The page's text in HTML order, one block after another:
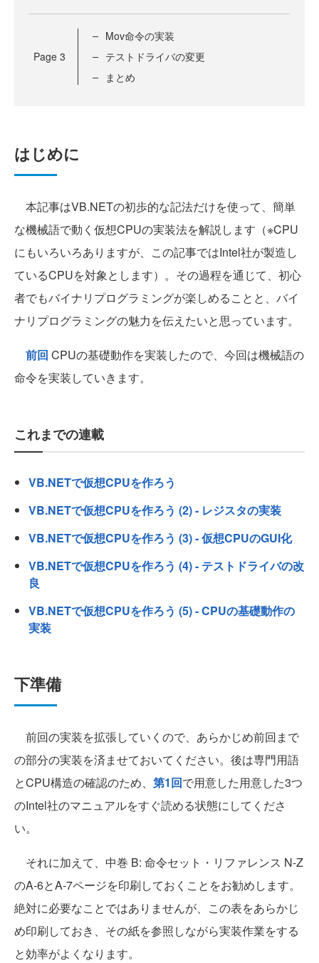
Page 3
Mov命令の実装
テストドライバの変更
まとめ
はじめに
本記事はVB.NETの初歩的な記法だけを使って、簡単
な機械語で動く仮想CPUの実装法を解説します（※CPU
にもいろいろありますが、この記事ではIntel社が製造し
ているCPUを対象とします）。その過程を通じて、初心
者でもバイナリプログラミングが楽しめることと、バイ
ナリプログラミングの魅力を伝えたいと思っています。
前回 CPUの基礎動作を実装したので、今回は機械語の
命令を実装していきます。
これまでの連載
VB.NETで仮想CPUを作ろう
VB.NETで仮想CPUを作ろう (2) - レジスタの実装
VB.NETで仮想CPUを作ろう (3) - 仮想CPUのGUI化
VB.NETで仮想CPUを作ろう (4) - テストドライバの改
良
VB.NETで仮想CPUを作ろう (5) - CPUの基礎動作の
実装
下準備
前回の実装を拡張していくので、あらかじめ前回まで
の部分の実装を済ませておいてください。後は専門用語
とCPU構造の確認のため、 第1回で用意した用意した3つ
のIntel社のマニュアルをすぐ読める状態にしてくださ
い。
それに加えて、中巻 B: 命令セット・リファレンス N-Z
のA-6とA-7ページを印刷しておくことをお勧めします。
絶対に必要なことではありませんが、この表をあらかじ
め印刷しておき、その紙を参照しながら実装作業をする
と効率がよくなります。